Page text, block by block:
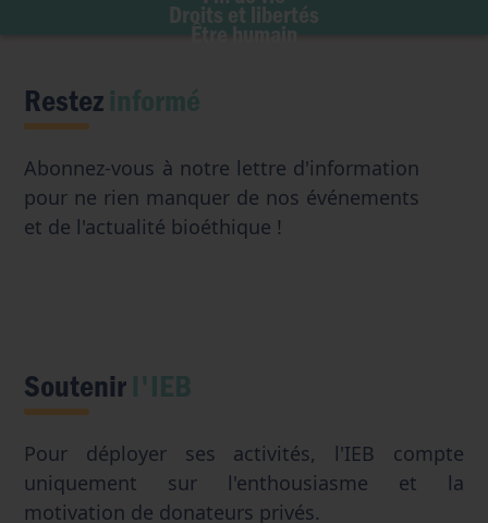
Droits et libertés
Être humain
Transhumanisme
Restezinformé
Abonnez-vous à notre lettre d'information
pour ne rien manquer de nos événements
et de l'actualité bioéthique !
Soutenirl'IEB
Pour déployer ses activités, l'IEB compte
uniquement sur l'enthousiasme et la
motivation de donateurs privés.